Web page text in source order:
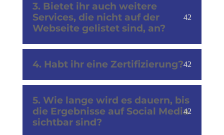
3. Bietet ihr auch weitere
Services, die nicht auf der
Webseite gelistet sind, an?
4. Habt ihr eine Zertifizierung?
5. Wie lange wird es dauern, bis
die Ergebnisse auf Social Media
sichtbar sind?